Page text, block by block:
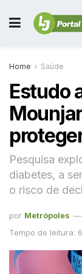
Home Saúde
Estudo
Pesquisa
diabetes, a
o risco de
por Metrópoles
Tempo de leitura: